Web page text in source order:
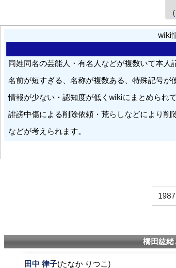
wiki
同姓同名の芸能人・有名人などが複数いて本人
名前が短すぎる、名称が複数ある、特殊記号
情報が少ない・認知度が低くwikiにまとめられ
誹謗中傷による削除依頼・荒らしなどにより削
などが考えられます。
橋田紘緒
田中 律子(たなか りつこ)